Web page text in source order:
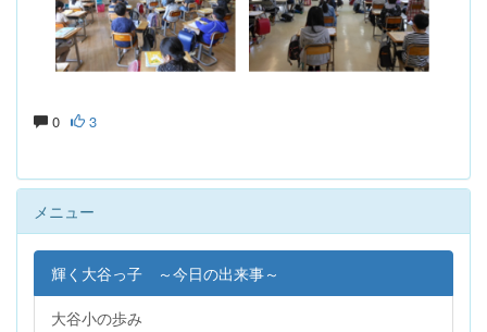
0 3
メニュー
輝く大谷っ子 ～今日の出来事～
大谷小の歩み